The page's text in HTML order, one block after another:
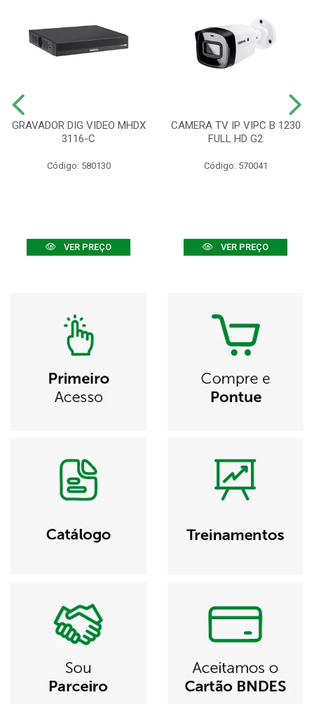
GRAVADOR DIG VIDEO MHDX
3116-C
Código: 580130
VER PREÇO
CAMERA TV IP VIPC B 1230
FULL HD G2
Código: 570041
VER PREÇO